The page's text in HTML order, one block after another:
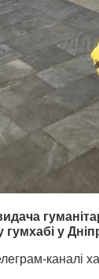
гумхабі у
каналі